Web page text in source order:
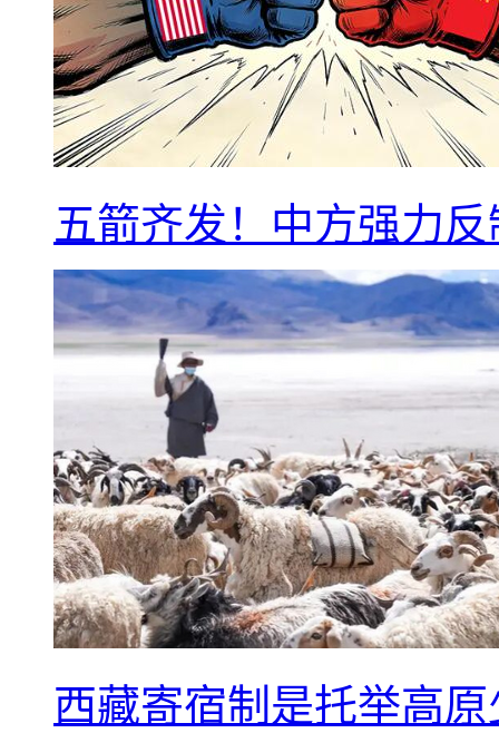
五箭齐发！中方强力
西藏寄宿制是托举高